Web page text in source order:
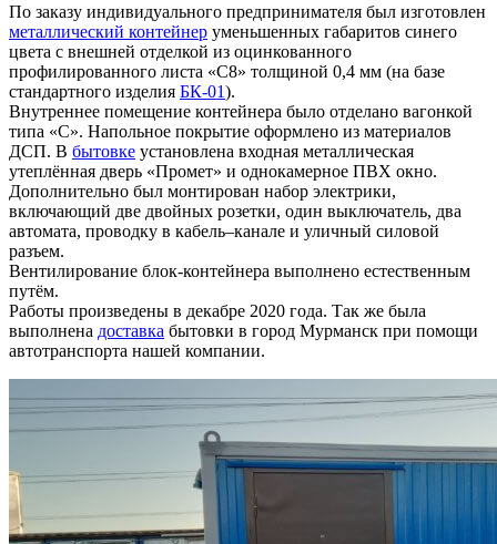
По заказу индивидуального предпринимателя был изготовлен
металлический контейнер уменьшенных габаритов синего
цвета с внешней отделкой из оцинкованного
профилированного листа «С8» толщиной 0,4 мм (на базе
стандартного изделия БК-01).
Внутреннее помещение контейнера было отделано вагонкой
типа «С». Напольное покрытие оформлено из материалов
ДСП. В бытовке установлена входная металлическая
утеплённая дверь «Промет» и однокамерное ПВХ окно.
Дополнительно был монтирован набор электрики,
включающий две двойных розетки, один выключатель, два
автомата, проводку в кабель–канале и уличный силовой
разъем.
Вентилирование блок-контейнера выполнено естественным
путём.
Работы произведены в декабре 2020 года. Так же была
выполнена доставка бытовки в город Мурманск при помощи
автотранспорта нашей компании.